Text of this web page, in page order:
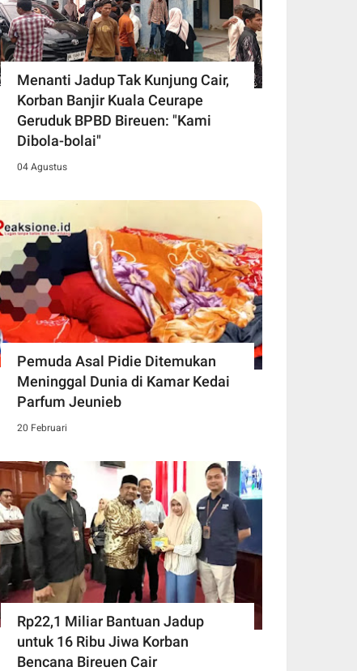
Menanti Jadup Tak Kunjung Cair,
Korban Banjir Kuala Ceurape
Geruduk BPBD Bireuen: "Kami
Dibola-bolai"
04 Agustus
Pemuda Asal Pidie Ditemukan
Meninggal Dunia di Kamar Kedai
Parfum Jeunieb
20 Februari
Rp22,1 Miliar Bantuan Jadup
untuk 16 Ribu Jiwa Korban
Bencana Bireuen Cair